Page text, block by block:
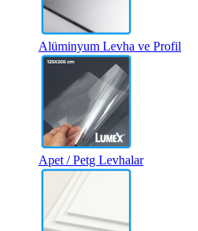
Alüminyum Levha ve Profil
Apet / Petg Levhalar